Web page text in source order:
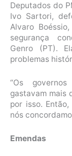
Deputados do
Ivo Sartori,
Alvaro Boéssio,
segurança
Genro (PT).
problemas
“Os
gastavam mais
por isso.
nós
Emendas